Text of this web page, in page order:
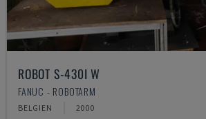
ROBOT S-430I W
FANUC - ROBOTARM
BELGIEN 2000